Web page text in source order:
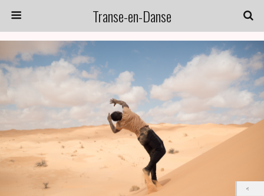
Transe-en-Danse